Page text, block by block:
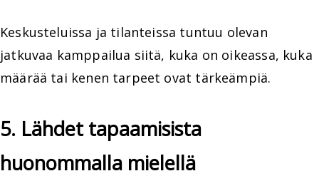
Keskusteluissa ja tilanteissa tuntuu olevan
jatkuvaa kamppailua siitä, kuka on oikeassa, kuka
määrää tai kenen tarpeet ovat tärkeämpiä.
5. Lähdet tapaamisista
huonommalla mielellä